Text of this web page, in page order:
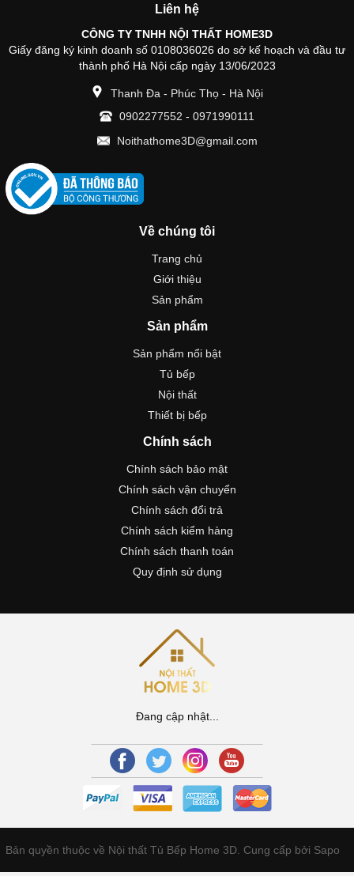
Liên hệ
CÔNG TY TNHH NỘI THẤT HOME3D
Giấy đăng ký kinh doanh số 0108036026 do sở kế hoạch và đầu tư
thành phố Hà Nội cấp ngày 13/06/2023
Thanh Đa - Phúc Thọ - Hà Nội
0902277552 - 0971990111
Noithathome3D@gmail.com
Về chúng tôi
Trang chủ
Giới thiệu
Sản phẩm
Sản phẩm
Sản phẩm nổi bật
Tủ bếp
Nội thất
Thiết bị bếp
Chính sách
Chính sách bảo mật
Chính sách vận chuyển
Chính sách đổi trả
Chính sách kiểm hàng
Chính sách thanh toán
Quy định sử dụng
Đang cập nhật...
Bản quyền thuộc về Nội thất Tủ Bếp Home 3D. Cung cấp bởi Sapo